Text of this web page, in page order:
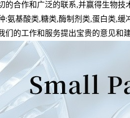
的合作和广泛的联系,并赢得生物技
:氨基酸类,糖类,酶制剂类,蛋白类,缓
们的工作和服务提出宝贵的意见和